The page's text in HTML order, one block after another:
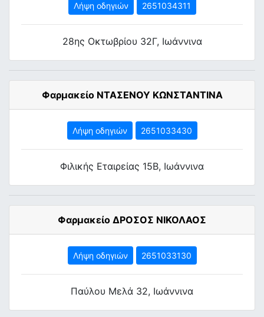
Λήψη οδηγιών 2651034311
28ης Οκτωβρίου 32Γ, Ιωάννινα
Φαρμακείο ΝΤΑΣΕΝΟΥ ΚΩΝΣΤΑΝΤΙΝΑ
Λήψη οδηγιών 2651033430
Φιλικής Εταιρείας 15Β, Ιωάννινα
Φαρμακείο ΔΡΟΣΟΣ ΝΙΚΟΛΑΟΣ
Λήψη οδηγιών 2651033130
Παύλου Μελά 32, Ιωάννινα